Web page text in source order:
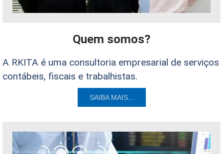
Quem somos?
A RKITA é uma consultoria empresarial de serviços
contábeis, fiscais e trabalhistas.
SAIBA MAIS...